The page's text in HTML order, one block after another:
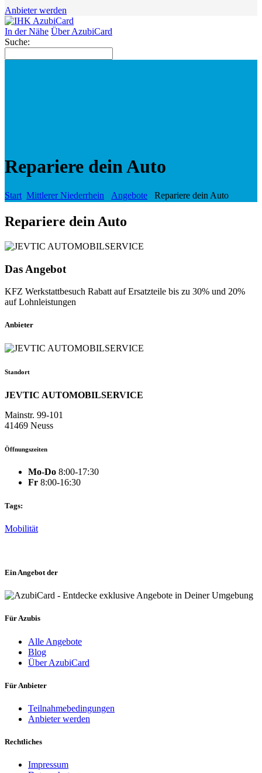
Anbieter werden
In der Nähe Über AzubiCard
Suche:
Repariere dein Auto
Start Mittlerer Niederrhein Angebote Repariere dein Auto
Repariere dein Auto
Das Angebot
KFZ Werkstattbesuch Rabatt auf Ersatzteile bis zu 30% und 20%
auf Lohnleistungen
Anbieter
Standort
JEVTIC AUTOMOBILSERVICE
Mainstr. 99-101
41469 Neuss
Öffnungszeiten
Mo-Do 8:00-17:30
Fr 8:00-16:30
Tags:
Mobilität
Ein Angebot der
Für Azubis
Alle Angebote
Blog
Über AzubiCard
Für Anbieter
Teilnahmebedingungen
Anbieter werden
Rechtliches
Impressum